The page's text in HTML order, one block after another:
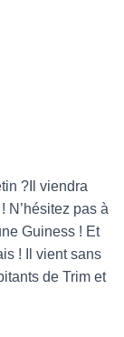
?Il viendra
N’hésitez pas à
Guiness ! Et
! Il vient sans
de Trim et